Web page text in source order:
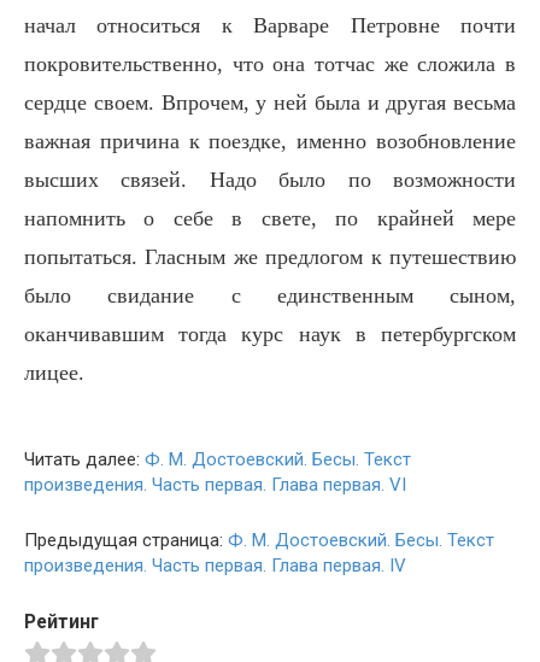
начал относиться к Варваре Петровне почти
покровительственно, что она тотчас же сложила в
сердце своем. Впрочем, у ней была и другая весьма
важная причина к поездке, именно возобновление
высших связей. Надо было по возможности
напомнить о себе в свете, по крайней мере
попытаться. Гласным же предлогом к путешествию
было свидание с единственным сыном,
оканчивавшим тогда курс наук в петербургском
лицее.
Читать далее: Ф. М. Достоевский. Бесы. Текст
произведения. Часть первая. Глава первая. VI
Предыдущая страница: Ф. М. Достоевский. Бесы. Текст
произведения. Часть первая. Глава первая. IV
Рейтинг